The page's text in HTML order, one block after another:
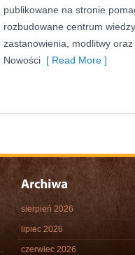
publikowane na stronie
rozbudowane centrum
zastanowienia, modlitwy
Nowości [ Read More ]
sierpień 2026
lipiec 2026
czerwiec 2026